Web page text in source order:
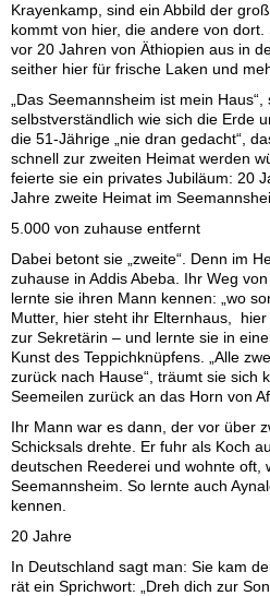
Krayenkamp, sind ein Abbild der
kommt von hier, die andere von
vor 20 Jahren von Äthiopien aus in
seither hier für frische Laken und
„Das Seemannsheim ist mein
selbstverständlich wie sich die Erde
die 51-Jährige „nie dran gedacht“,
schnell zur zweiten Heimat werden
feierte sie ein privates Jubiläum: 20
Jahre zweite Heimat im
5.000 von zuhause entfernt
Dabei betont sie „zweite“. Denn im
zuhause in Addis Abeba. Ihr Weg
lernte sie ihren Mann kennen: „wo
Mutter, hier steht ihr Elternhaus,
zur Sekretärin – und lernte sie in
Kunst des Teppichknüpfens. „Alle
zurück nach Hause“, träumt sie sich
Seemeilen zurück an das Horn von
Ihr Mann war es dann, der vor über
Schicksals drehte. Er fuhr als Koch
deutschen Reederei und wohnte oft,
Seemannsheim. So lernte auch
kennen.
20 Jahre
In Deutschland sagt man: Sie kam
rät ein Sprichwort: „Dreh dich zur